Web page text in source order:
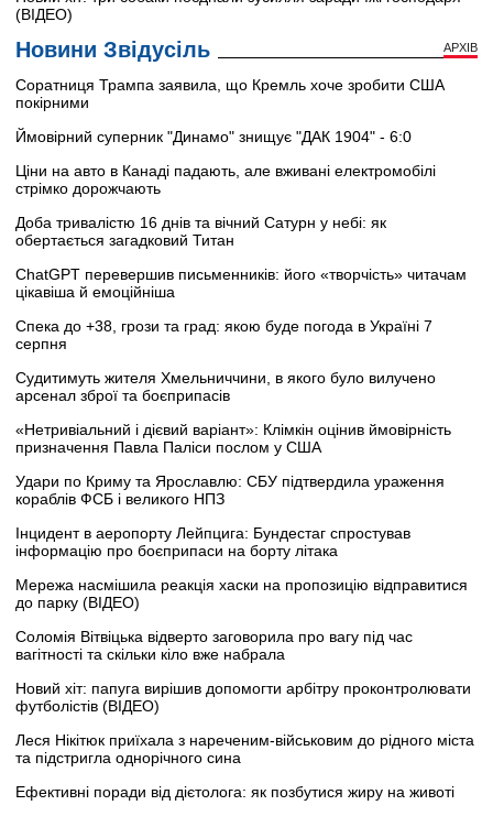
(ВІДЕО)
Новини Звідусіль АРХІВ
Соратниця Трампа заявила, що Кремль хоче зробити США
покірними
Ймовірний суперник "Динамо" знищує "ДАК 1904" - 6:0
Ціни на авто в Канаді падають, але вживані електромобілі
стрімко дорожчають
Доба тривалістю 16 днів та вічний Сатурн у небі: як
обертається загадковий Титан
ChatGPT перевершив письменників: його «творчість» читачам
цікавіша й емоційніша
Спека до +38, грози та град: якою буде погода в Україні 7
серпня
Судитимуть жителя Хмельниччини, в якого було вилучено
арсенал зброї та боєприпасів
«Нетривіальний і дієвий варіант»: Клімкін оцінив ймовірність
призначення Павла Паліси послом у США
Удари по Криму та Ярославлю: СБУ підтвердила ураження
кораблів ФСБ і великого НПЗ
Інцидент в аеропорту Лейпцига: Бундестаг спростував
інформацію про боєприпаси на борту літака
Мережа насмішила реакція хаски на пропозицію відправитися
до парку (ВІДЕО)
Соломія Вітвіцька відверто заговорила про вагу під час
вагітності та скільки кіло вже набрала
Новий хіт: папуга вирішив допомогти арбітру проконтролювати
футболістів (ВІДЕО)
Леся Нікітюк приїхала з нареченим-військовим до рідного міста
та підстригла однорічного сина
Ефективні поради від дієтолога: як позбутися жиру на животі